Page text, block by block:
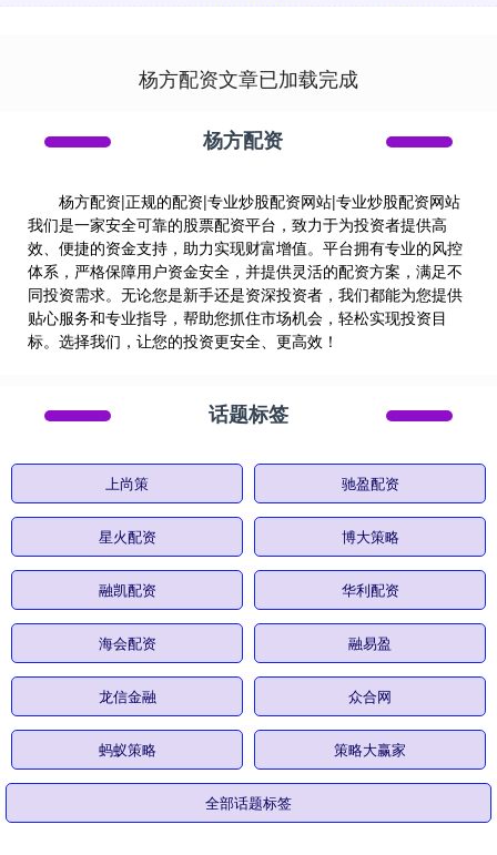
杨方配资文章已加载完成
杨方配资
杨方配资|正规的配资|专业炒股配资网站|专业炒股配资网站
我们是一家安全可靠的股票配资平台，致力于为投资者提供高
效、便捷的资金支持，助力实现财富增值。平台拥有专业的风控
体系，严格保障用户资金安全，并提供灵活的配资方案，满足不
同投资需求。无论您是新手还是资深投资者，我们都能为您提供
贴心服务和专业指导，帮助您抓住市场机会，轻松实现投资目
标。选择我们，让您的投资更安全、更高效！
话题标签
上尚策 驰盈配资
星火配资 博大策略
融凯配资 华利配资
海会配资 融易盈
龙信金融 众合网
蚂蚁策略 策略大赢家
全部话题标签